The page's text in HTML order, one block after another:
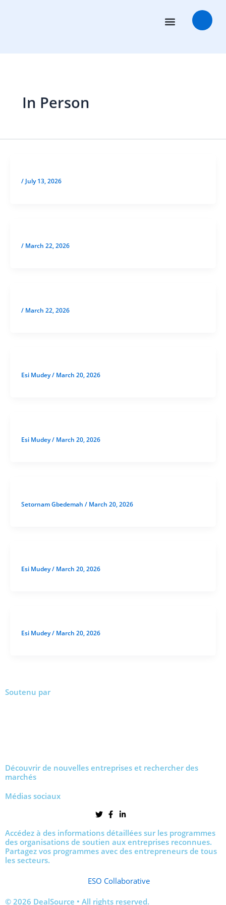
In Person
/ July 13, 2026
/ March 22, 2026
/ March 22, 2026
Esi Mudey/ March 20, 2026
Esi Mudey/ March 20, 2026
Setornam Gbedemah / March 20, 2026
Esi Mudey/ March 20, 2026
Esi Mudey/ March 20, 2026
Soutenu par
Découvrir de nouvelles entreprises et rechercher des
marchés
Médias sociaux
Accédez à des informations détaillées sur les programmes
des organisations de soutien aux entreprises reconnues.
Partagez vos programmes avec des entrepreneurs de tous
les secteurs.
ESO Collaborative
© 2026 DealSource • All rights reserved.